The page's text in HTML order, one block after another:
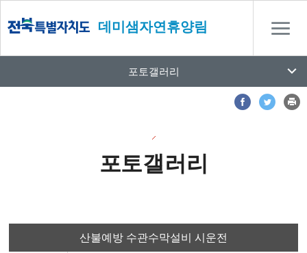
데미샘자연휴양림
포토갤러리
포토갤러리
산불예방 수관수막설비 시운전